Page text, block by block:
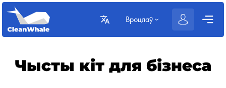
Вроцлаў
Чысты кіт для бізнеса